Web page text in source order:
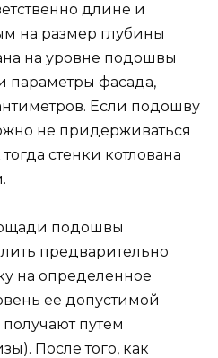
длине и
на размер глубины
на уровне подошвы
параметры фасада,
Если подошву
не придерживаться
стенки котлована
подошвы
предварительно
на определенное
ее допустимой
путем
После того, как